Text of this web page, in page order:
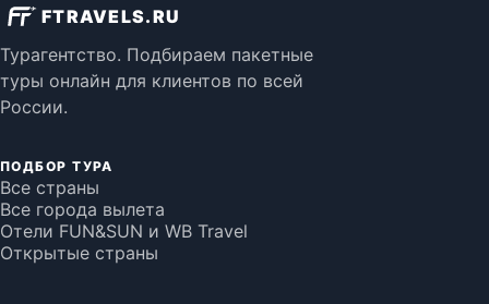
FTRAVELS.RU
Турагентство. Подбираем пакетные
туры онлайн для клиентов по всей
России.
ПОДБОР ТУРА
Все страны
Все города вылета
Отели FUN&SUN и WB Travel
Открытые страны